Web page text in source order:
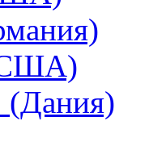
(Дания)